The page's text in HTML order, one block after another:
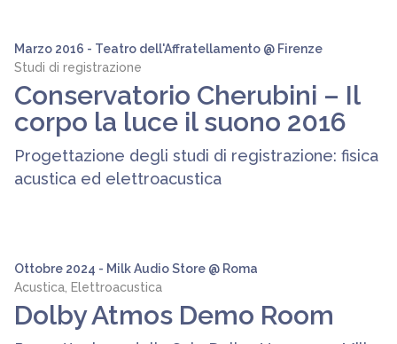
Marzo 2016 - Teatro dell'Affratellamento @ Firenze
Studi di registrazione
Conservatorio Cherubini – Il
corpo la luce il suono 2016
Progettazione degli studi di registrazione: fisica
acustica ed elettroacustica
Ottobre 2024 - Milk Audio Store @ Roma
Acustica, Elettroacustica
Dolby Atmos Demo Room